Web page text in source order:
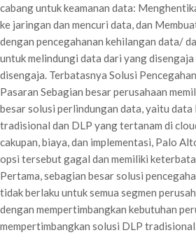
cabang untuk keamanan data:
ke jaringan dan mencuri data, dan
dengan pencegahanan kehilangan data/
untuk melindungi data dari yang
disengaja. Terbatasnya Solusi
Pasaran Sebagian besar perusahaan
besar solusi perlindungan data, yaitu
tradisional dan DLP yang tertanam di
cakupan, biaya, dan implementasi, Palo
opsi tersebut gagal dan memiliki
Pertama, sebagian besar solusi
tidak berlaku untuk semua segmen
dengan mempertimbangkan kebutuhan
mempertimbangkan solusi DLP